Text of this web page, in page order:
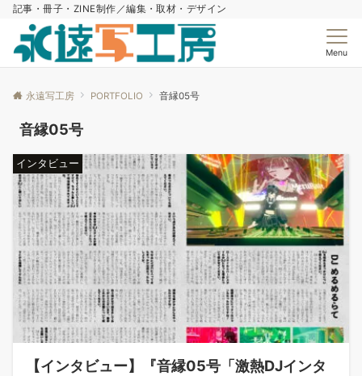
記事・冊子・ZINE制作／編集・取材・デザイン
Menu
永遠写工房 PORTFOLIO 音縁05号
音縁05号
インタビュー
【インタビュー】『音縁05号「激熱DJインタ